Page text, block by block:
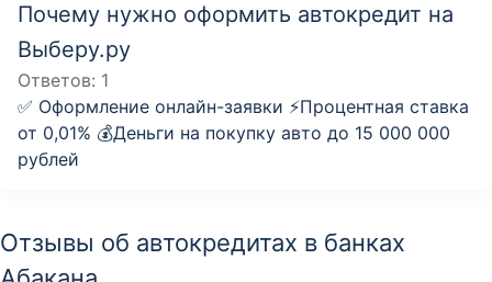
Почему нужно оформить автокредит на
Выберу.ру
Ответов: 1
✅ Оформление онлайн-заявки ⚡️Процентная ставка
от 0,01% 💰Деньги на покупку авто до 15 000 000
рублей
Отзывы об автокредитах в банках